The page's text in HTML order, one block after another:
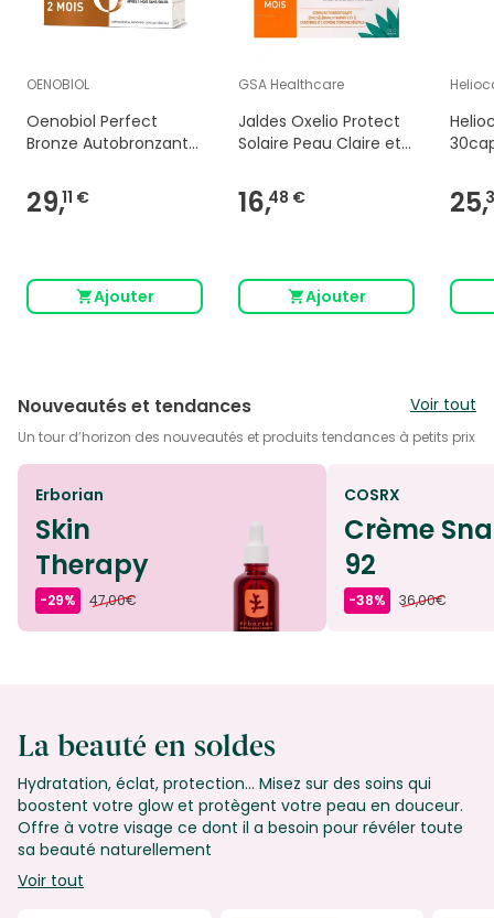
OENOBIOL
Oenobiol Perfect
Bronze Autobronzant
29,11 €
Ajouter
GSA Healthcare
Jaldes Oxelio Protect
Solaire Peau Claire et
16,48 €
Ajouter
25,
Nouveautés et tendances Voir tout
Un tour d’horizon des nouveautés et produits tendances à petits prix
Erborian
Skin
Therapy
-29% 47,00€
COSRX
Crème
92
-38% 36,00€
La beauté en soldes
Hydratation, éclat, protection… Misez sur des soins qui
boostent votre glow et protègent votre peau en douceur.
Offre à votre visage ce dont il a besoin pour révéler toute
sa beauté naturellement
Voir tout